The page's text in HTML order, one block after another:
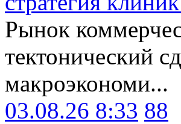
Рынок
тектонический
макроэкономи...
03.08.26 8:33 88